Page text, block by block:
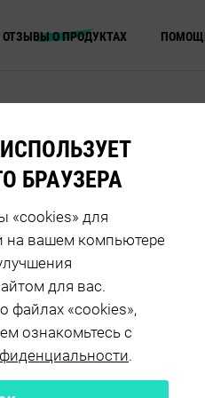
ОТЗЫВЫ О ПРОДУКТАХ
И
ИСПОЛЬЗУЕТ
БРАУЗЕРА
«cookies» для
на вашем компьютере
для вас.
файлах «cookies»,
ознакомьтесь с
.